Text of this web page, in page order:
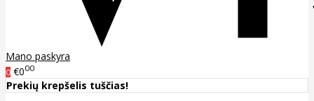
Mano paskyra
0 €000
Prekių krepšelis tuščias!